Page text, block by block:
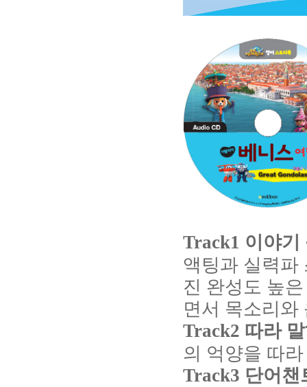
Track1 이야기
액팅과 실력파
진 완성도 높은
면서 목소리와
Track2 따라
의 억양을 따라
Track3 단어챈